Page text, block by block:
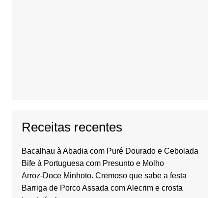
Receitas recentes
Bacalhau à Abadia com Puré Dourado e Cebolada
Bife à Portuguesa com Presunto e Molho
Arroz-Doce Minhoto. Cremoso que sabe a festa
Barriga de Porco Assada com Alecrim e crosta